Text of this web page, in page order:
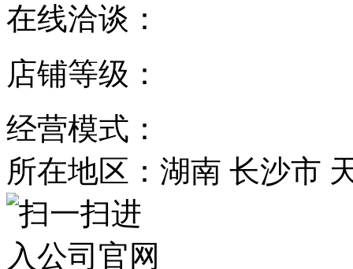
在线洽谈：
店铺等级：
经营模式：
所在地区：湖南 长沙市